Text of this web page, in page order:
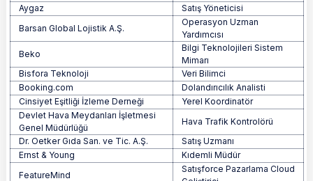
Aygaz
Satış Yöneticisi
Barsan Global Lojistik A.Ş.
Operasyon Uzman
Yardımcısı
Beko
Bilgi Teknolojileri Sistem
Mimarı
Bisfora Teknoloji
Veri Bilimci
Booking.com
Dolandırıcılık Analisti
Cinsiyet Eşitliği İzleme Derneği
Yerel Koordinatör
Devlet Hava Meydanları İşletmesi
Genel Müdürlüğü
Hava Trafik Kontrolörü
Dr. Oetker Gıda San. ve Tic. A.Ş.
Satış Uzmanı
Ernst & Young
Kıdemli Müdür
FeatureMind
Satışforce Pazarlama Cloud